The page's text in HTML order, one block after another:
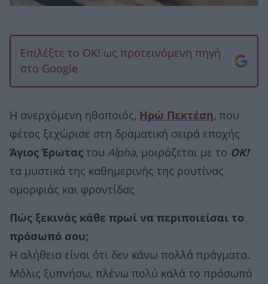
Επιλέξτε το OK! ως προτεινόμενη πηγή
στο Google
Η ανερχόμενη ηθοποιός, Ηρώ Πεκτέση, που
φέτος ξεχώρισε στη δραματική σειρά εποχής
Άγιος Έρωτας του Alpha, μοιράζεται με το OK!
τα μυστικά της καθημερινής της ρουτίνας
ομορφιάς και φροντίδας
Πώς ξεκινάς κάθε πρωί να περιποιείσαι το
πρόσωπό σου;
Η αλήθεια είναι ότι δεν κάνω πολλά πράγματα.
Μόλις ξυπνήσω, πλένω πολύ καλά το πρόσωπό